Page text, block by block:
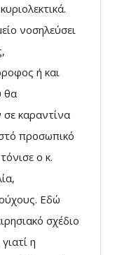
νοσηλεύσει
ή και
θα
καραντίνα
προσωπικό
ο κ.
Εδώ
σχέδιο
η